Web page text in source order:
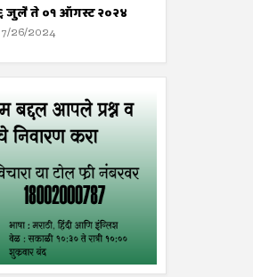
जुलै ते ०१ ऑगस्ट २०२४
26/2024